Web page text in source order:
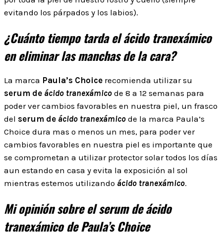
evitando los párpados y los labios).
¿Cuánto tiempo tarda el ácido tranexámico
en eliminar las manchas de la cara?
La marca Paula’s Choice recomienda utilizar su
serum de ácido tranexámico de 8 a 12 semanas para
poder ver cambios favorables en nuestra piel, un frasco
del serum de ácido tranexámico de la marca Paula’s
Choice dura mas o menos un mes, para poder ver
cambios favorables en nuestra piel es importante que
se comprometan a utilizar protector solar todos los días
aun estando en casa y evita la exposición al sol
mientras estemos utilizando ácido tranexámico.
Mi opinión sobre el serum de ácido
tranexámico de Paula’s Choice